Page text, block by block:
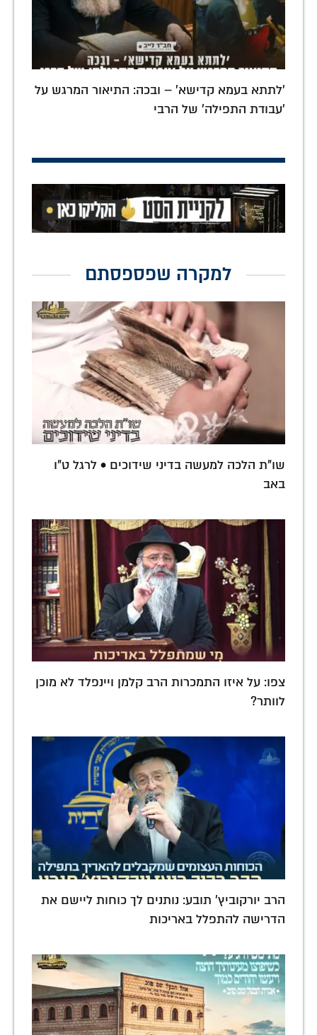
'לתתא בעמא קדישא' – ובכה: התיאור המרגש על
'עבודת התפילה' של הרבי
למקרה שפספסתם
שו"ת הלכה למעשה בדיני שידוכים • לרגל ט"ו
באב
צפו: על איזו התמכרות הרב קלמן ויינפלד לא מוכן
לוותר?
הרב יורקוביץ' תובע: נותנים לך כוחות ליישם את
הדרישה להתפלל באריכות